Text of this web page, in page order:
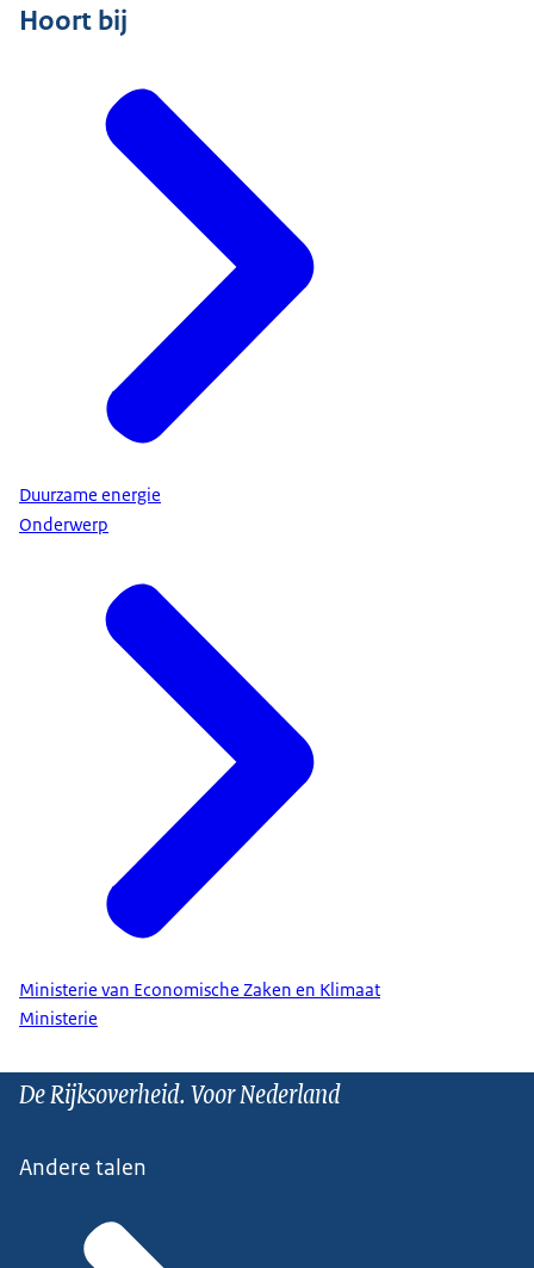
Hoort bij
Duurzame energie
Onderwerp
Ministerie van Economische Zaken en Klimaat
Ministerie
De Rijksoverheid. Voor Nederland
Andere talen